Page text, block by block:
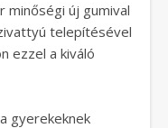
minőségi új gumival
telepítésével
ezzel a kiváló
gyerekeknek